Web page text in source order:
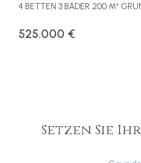
4 BETTEN 3 BÄDER 200 M²
525.000 €
Setzen Sie